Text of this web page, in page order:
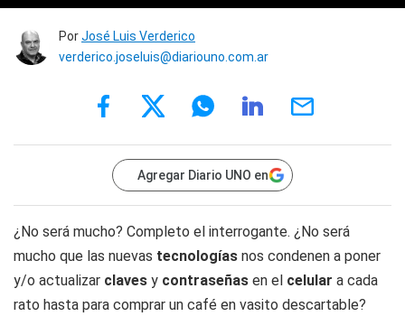
PorJosé Luis Verderico
verderico.joseluis@diariouno.com.ar
Agregar Diario UNO en
¿No será mucho? Completo el interrogante. ¿No será
mucho que las nuevas tecnologías nos condenen a poner
y/o actualizar claves y contraseñas en el celular a cada
rato hasta para comprar un café en vasito descartable?